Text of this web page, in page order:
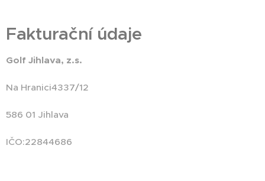
Fakturační údaje
Golf Jihlava, z.s.
Na Hranici4337/12
586 01 Jihlava
IČO:22844686